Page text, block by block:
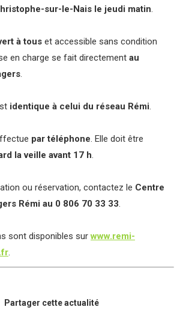
sur-le-Nais le jeudi matin.
à tous et accessible sans condition
en charge se fait directement au
.
identique à celui du réseau Rémi.
par téléphone. Elle doit être
la veille avant 17 h.
ou réservation, contactez le Centre
Rémi au 0 806 70 33 33.
sont disponibles surwww.remi-
.
Partager cette actualité